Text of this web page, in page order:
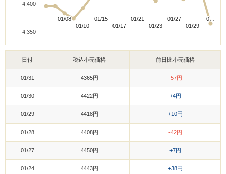
01/08
01/08
01/10
01/10
01/15
01/15
01/17
01/17
01/21
01/21
01/23
01/23
01/27
01/27
01/29
01/29
0…
0…
4,350
4,400
日付 税込小売価格 前日比小売価格
01/31 4365円 -57円
01/30 4422円 +4円
01/29 4418円 +10円
01/28 4408円 -42円
01/27 4450円 +7円
01/24 4443円 +38円